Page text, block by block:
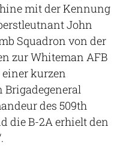
mit der Kennung
John
Squadron von der
zur Whiteman AFB
kurzen
Brigadegeneral
des 509th
die B-2A erhielt den